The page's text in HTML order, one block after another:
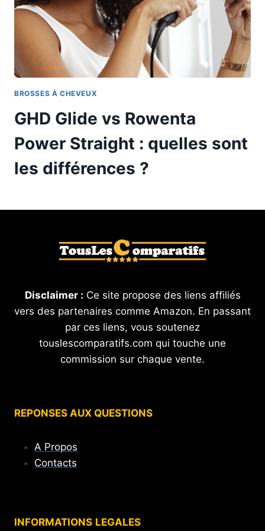
BROSSES À CHEVEUX
GHD Glide vs Rowenta
Power Straight : quelles sont
les différences ?
Disclaimer : Ce site propose des liens affiliés
vers des partenaires comme Amazon. En passant
par ces liens, vous soutenez
touslescomparatifs.com qui touche une
commission sur chaque vente.
REPONSES AUX QUESTIONS
A Propos
Contacts
INFORMATIONS LEGALES